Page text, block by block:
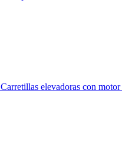
Carretillas elevadoras con motor